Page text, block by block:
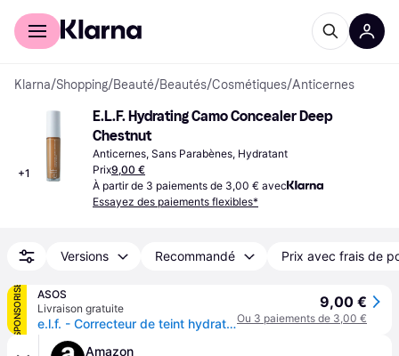
Acheter avec Klarna
Klarna/Shopping/Beauté/Beautés/Cosmétiques/Anticernes
+1
E.L.F. Hydrating Camo Concealer Deep
Chestnut
Anticernes, Sans Parabènes, Hydratant
Prix9,00 €
À partir de 3 paiements de 3,00 € avec
Essayez des paiements flexibles*
Versions Recommandé Prix avec frais de
SPONSORISÉ
ASOS
Livraison gratuite
e.l.f. - Correcteur de teint hydratant-Multicolore
9,00 €
Ou 3 paiements de 3,00 €
Amazon